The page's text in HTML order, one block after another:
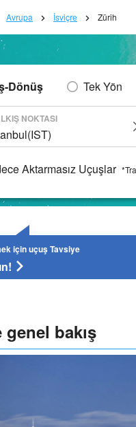
Avrupa İsviçre Zürih
Dönüş Tek Yön
NOKTASI
Aktarmasız Uçuşlar
için uçuş Tavsiye
bakış